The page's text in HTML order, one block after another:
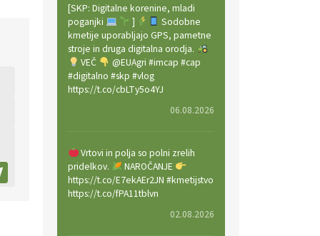
[SKP: Digitalne korenine, mladi
poganjki
]
Sodobne
kmetije uporabljajo GPS, pametne
stroje in druga digitalna orodja.
VEČ
@EUAgri #imcap #cap
#digitalno #skp #vlog
https://t.co/cbLTy5o4YJ
06.08.2026
Vrtovi in polja so polni zrelih
pridelkov.
NAROČANJE
https://t.co/E7ekAEr2JN #kmetijstvo
https://t.co/fPA11tblvn
02.08.2026